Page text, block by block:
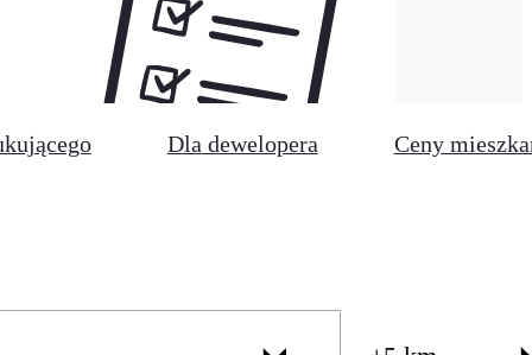
Dla dewelopera Ceny